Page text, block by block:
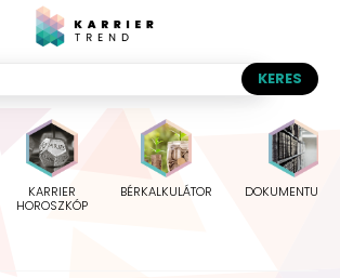
KARRIER
HOROSZKÓP
BÉRKALKULÁTOR